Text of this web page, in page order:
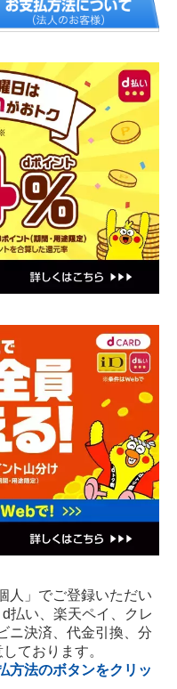
人」でご登録いただい
払い、楽天ペイ、クレ
ニ決済、代金引換、分
ております。
方法のボタンをクリッ